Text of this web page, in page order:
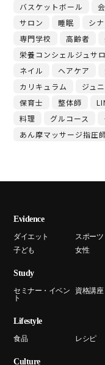
バスケットボール
サロン
睡眠 シ
専門学校
高齢者
栄養コンシェルジュサ
ネイル
ヘアケア
カリキュラム
ジュ
保育士
整体師
料理
グルコース
あん摩マッサージ指圧
Evidence
ダイエット スポーツ
子ども
女性
Study
セミナー・イベン
ト
資格講座
Lifestyle
食品 レシピ
Culture